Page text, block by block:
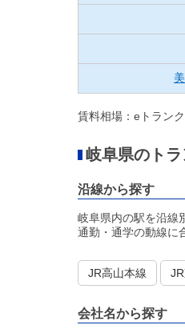
賃料相場：eトラン
岐阜県のト
沿線から探す
岐阜県内の駅を沿線
通勤・通学の動線に
JR高山本線
会社名から探す